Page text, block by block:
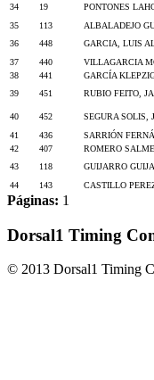
34
19 PONTONES
35
113 ALBALADEJO
36
448 GARCIA, LUIS
37
440 VILLAGARCIA
38
441 GARCÍA
39
451 RUBIO FEITO,
40 452 SEGURA SOLIS,
41
436 SARRIÓN
42
407 ROMERO
43
118 GUIJARRO
44
143 CASTILLO
Páginas: 1
Dorsal1 Timing
© 2013 Dorsal1 Timing